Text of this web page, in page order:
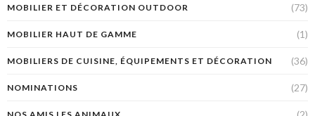
MOBILIER ET DÉCORATION OUTDOOR (73)
MOBILIER HAUT DE GAMME (1)
MOBILIERS DE CUISINE, ÉQUIPEMENTS ET DÉCORATION (36)
NOMINATIONS (27)